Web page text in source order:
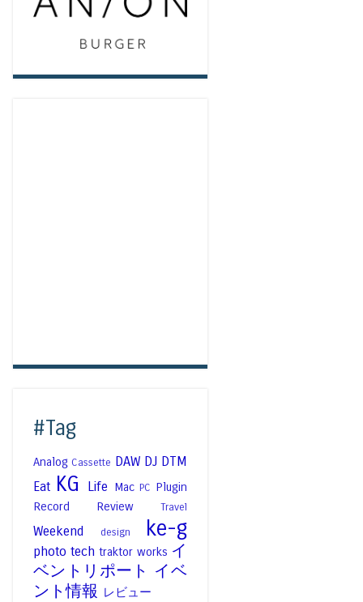
#Tag
Analog Cassette DAW DJ DTM
Eat KG Life Mac PC Plugin
Record
Review Travel
Weekend design ke-g
photo tech traktor works イ
ベントリポート
イベ
ント情報 レビュー